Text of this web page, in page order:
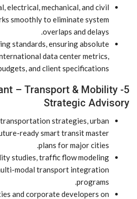
electrical, mechanical, and civil
smoothly to eliminate system
overlaps and delays.
standards, ensuring absolute
data center metrics,
and client specifications.
– Transport & Mobility
Strategic Advisory
strategies, urban
ready smart transit master
plans for major cities.
studies, traffic flow modeling
modal transport integration
programs.
and corporate developers on